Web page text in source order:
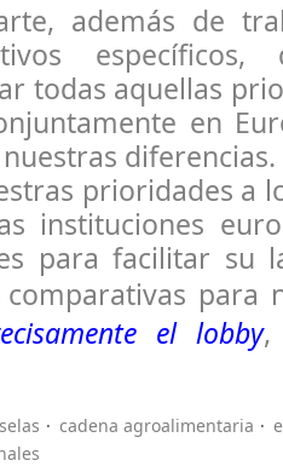
además de
específicos,
todas aquellas
en
prioridades a
instituciones
para facilitar su
para
el lobby,
cadena agroalimentaria